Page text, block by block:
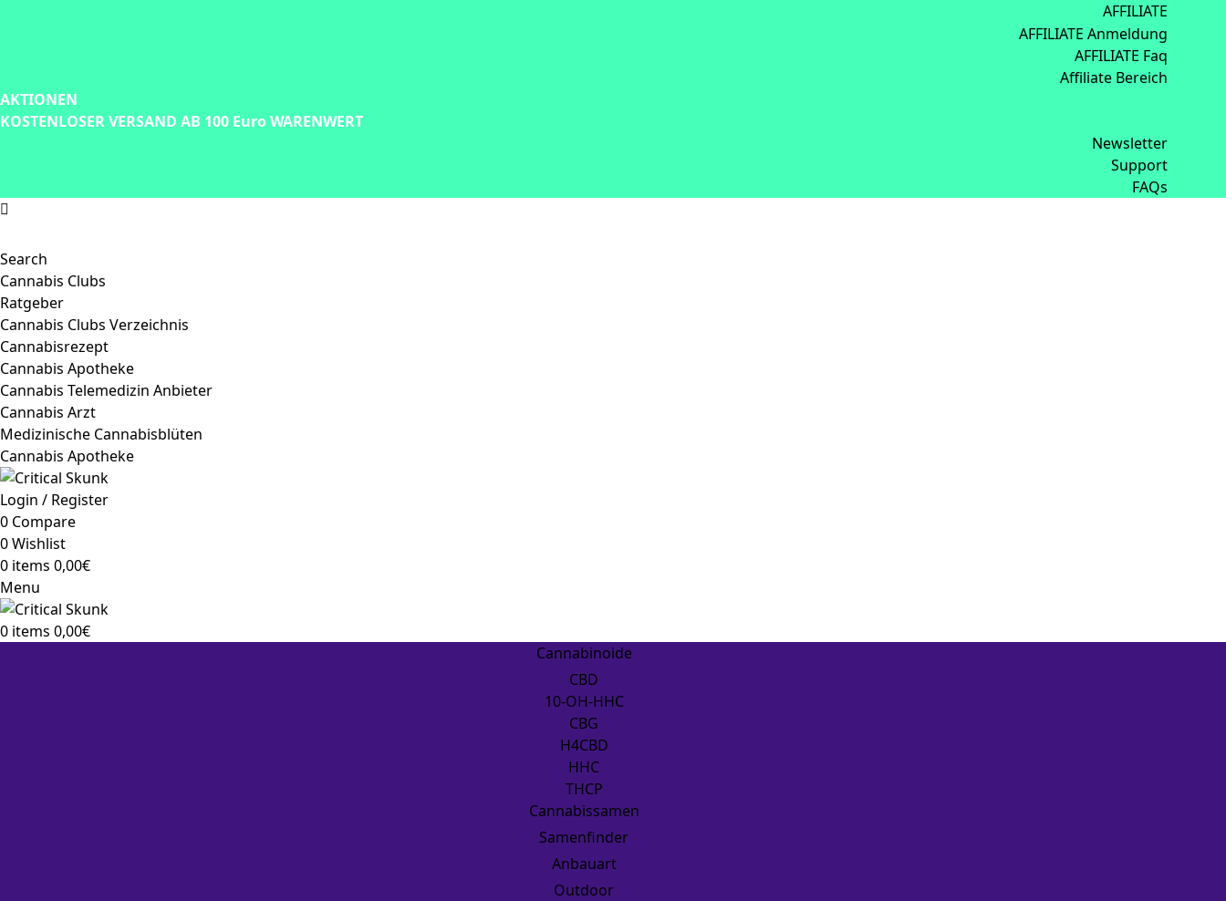
AFFILIATE
AFFILIATE Anmeldung
AFFILIATE Faq
Affiliate Bereich
AKTIONEN
KOSTENLOSER VERSAND AB 100 Euro WARENWERT
Newsletter
Support
FAQs
Search
Cannabis Clubs
Ratgeber
Cannabis Clubs Verzeichnis
Cannabisrezept
Cannabis Apotheke
Cannabis Telemedizin Anbieter
Cannabis Arzt
Medizinische Cannabisblüten
Cannabis Apotheke
Login / Register
0 Compare
0Wishlist
0 items 0,00€
Menu
0 items 0,00€
Cannabinoide
CBD
10-OH-HHC
CBG
H4CBD
HHC
THCP
Cannabissamen
Samenfinder
Anbauart
Outdoor